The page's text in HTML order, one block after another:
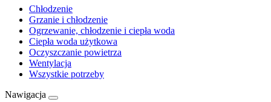
Chłodzenie
Grzanie i chłodzenie
Ogrzewanie, chłodzenie i ciepła woda
Ciepła woda użytkowa
Oczyszczanie powietrza
Wentylacja
Wszystkie potrzeby
Nawigacja